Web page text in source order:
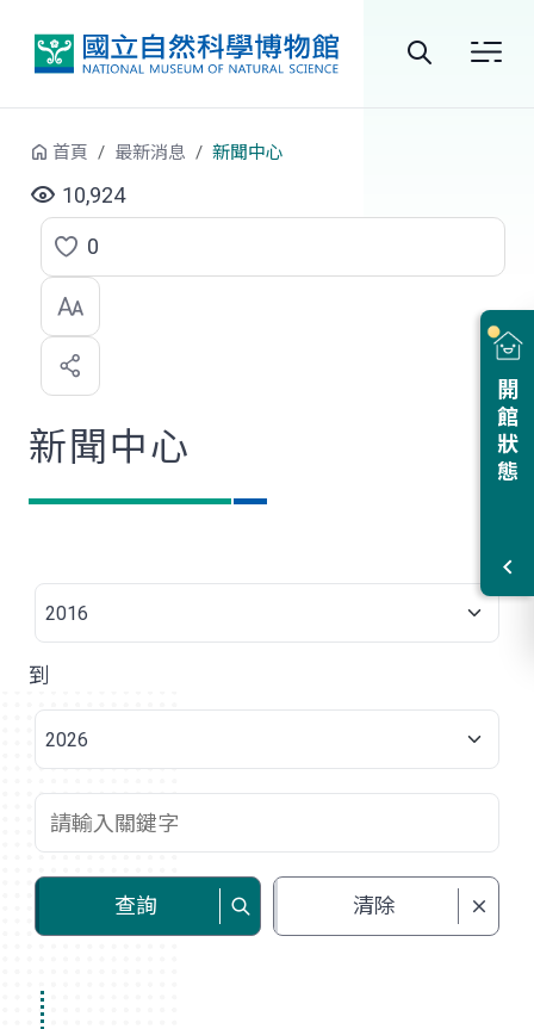
尋
開館狀態
首頁 最新消息 新聞中心
10,924
點
選
喜
歡
0
新聞中心
到
查詢 清除